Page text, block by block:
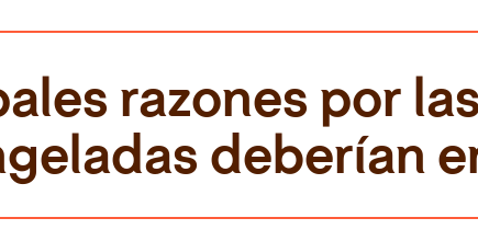
razones por
deberían